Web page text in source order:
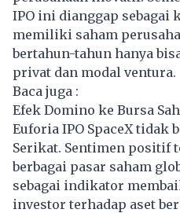
IPO ini dianggap sebagai
memiliki saham
bertahun-tahun hanya
privat dan modal ventura.
Baca juga :
Efek Domino ke Bursa
Euforia IPO SpaceX tidak
Serikat. Sentimen positif
berbagai pasar saham
sebagai indikator
investor terhadap aset